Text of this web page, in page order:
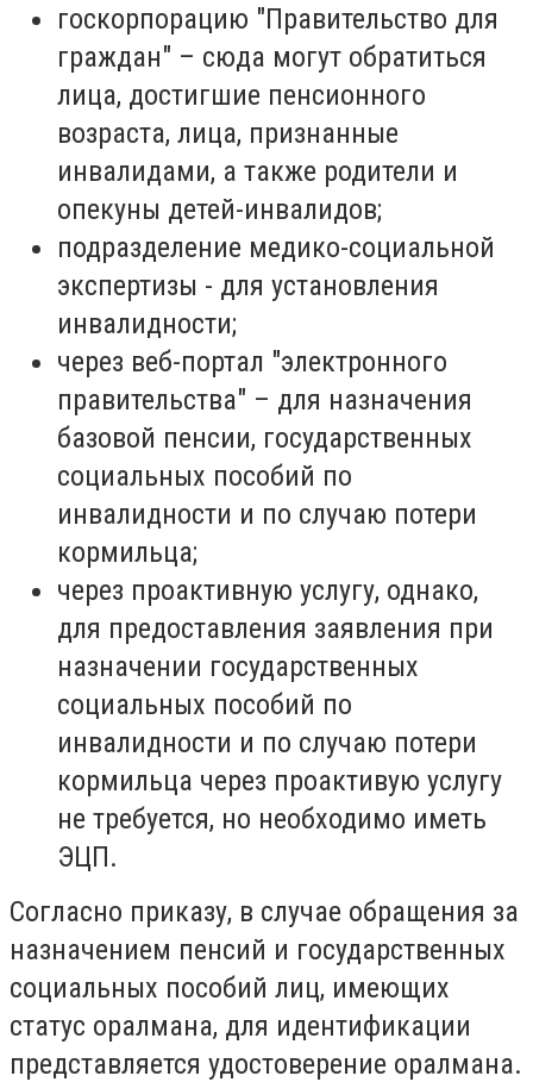
госкорпорацию "Правительство для
граждан" – сюда могут обратиться
лица, достигшие пенсионного
возраста, лица, признанные
инвалидами, а также родители и
опекуны детей-инвалидов;
подразделение медико-социальной
экспертизы - для установления
инвалидности;
через веб-портал "электронного
правительства" – для назначения
базовой пенсии, государственных
социальных пособий по
инвалидности и по случаю потери
кормильца;
через проактивную услугу, однако,
для предоставления заявления при
назначении государственных
социальных пособий по
инвалидности и по случаю потери
кормильца через проактивую услугу
не требуется, но необходимо иметь
ЭЦП.
Согласно приказу, в случае обращения за
назначением пенсий и государственных
социальных пособий лиц, имеющих
статус оралмана, для идентификации
представляется удостоверение оралмана.